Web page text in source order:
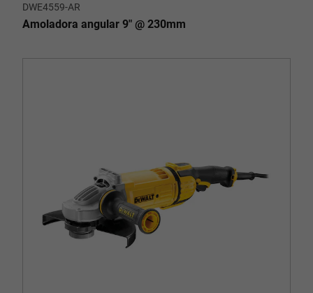
DWE4559-AR
Amoladora angular 9" @ 230mm